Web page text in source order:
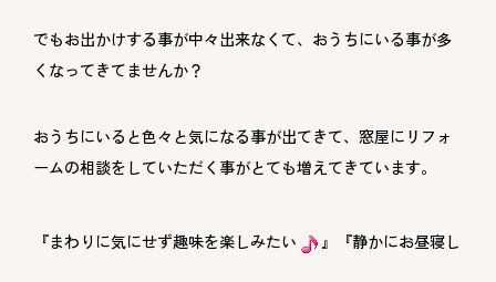
でもお出かけする事が中々出来なくて、おうちにいる事が多
くなってきてませんか？
おうちにいると色々と気になる事が出てきて、窓屋にリフォ
ームの相談をしていただく事がとても増えてきています。
『まわりに気にせず趣味を楽しみたい 』『静かにお昼寝し